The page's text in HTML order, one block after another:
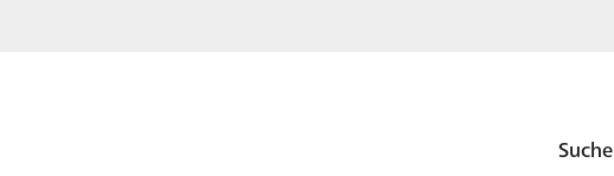
Suche